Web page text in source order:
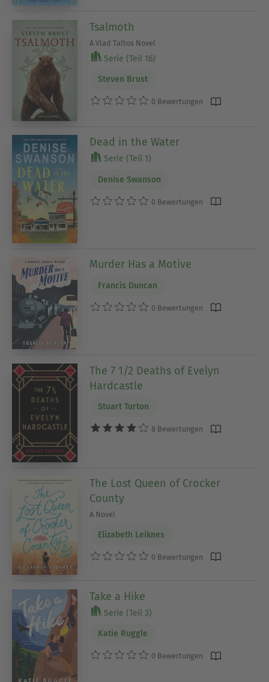
Tsalmoth
A Vlad Taltos Novel
Serie (Teil 16)
Steven Brust
0 Bewertungen
Dead in the Water
Serie (Teil 1)
Denise Swanson
0 Bewertungen
Murder Has a Motive
Francis Duncan
0 Bewertungen
The 7 1/2 Deaths of Evelyn
Hardcastle
Stuart Turton
8 Bewertungen
The Lost Queen of Crocker
County
A Novel
Elizabeth Leiknes
0 Bewertungen
Take a Hike
Serie (Teil 3)
Katie Ruggle
0 Bewertungen